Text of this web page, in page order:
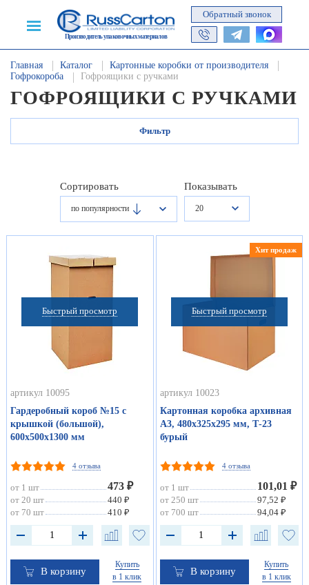
Производитель упаковочных материалов
Обратный звонок
Главная Каталог
Картонные коробки от производителя
Гофрокороба
Гофроящики с ручками
ГОФРОЯЩИКИ С РУЧКАМИ
Фильтр
Сортировать
по популярности
Показывать
20
Быстрый просмотр
артикул 10095
Гардеробный короб №15 с
крышкой (большой),
600х500х1300 мм
4 отзыва
от 1 шт 473 ₽
от 20 шт
440 ₽
от 70 шт
410 ₽
В корзину
Купить
в 1 клик
Быстрый просмотр
Хит продаж
артикул 10023
Картонная коробка архивная
А3, 480х325х295 мм, Т-23
бурый
4 отзыва
от 1 шт 101,01 ₽
от 250 шт
97,52 ₽
от 700 шт
94,04 ₽
В корзину
Купить
в 1 клик